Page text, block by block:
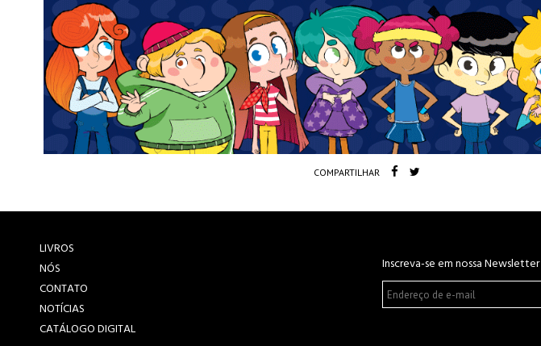
COMPARTILHAR
LIVROS
NÓS
CONTATO
NOTÍCIAS
CATÁLOGO DIGITAL
Inscreva-se em nossa Newsletter